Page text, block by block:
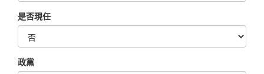
是否現任
政黨